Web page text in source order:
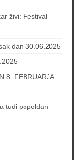
živi: Festival
dan 30.06.2025
8. FEBRUARJA
tudi popoldan